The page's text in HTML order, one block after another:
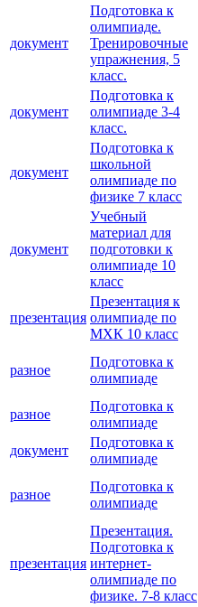
документ
Подготовка к
олимпиаде.
Тренировочные
упражнения, 5
класс.
документ
Подготовка к
олимпиаде 3-4
класс.
документ
Подготовка к
школьной
олимпиаде по
физике 7 класс
документ
Учебный
материал для
подготовки к
олимпиаде 10
класс
презентация
Презентация к
олимпиаде по
МХК 10 класс
разное
Подготовка к
олимпиаде
разное
Подготовка к
олимпиаде
документ
Подготовка к
олимпиаде
разное
Подготовка к
олимпиаде
презентация
Презентация.
Подготовка к
интернет-
олимпиаде по
физике. 7-8 класс